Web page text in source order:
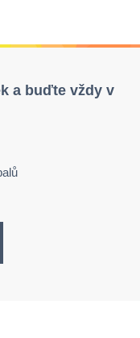
a buďte vždy v